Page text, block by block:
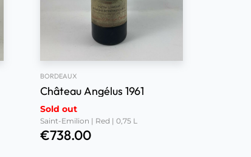
BORDEAUX
Château Angélus 1961
Sold out
Saint-Emilion | Red | 0,75 L
€738.00